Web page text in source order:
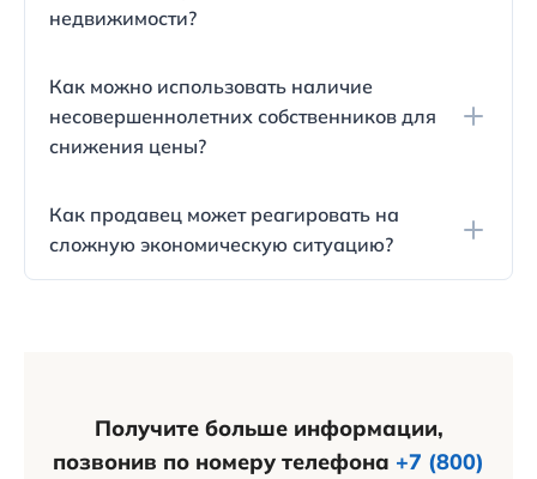
потратить дополнительные средства на
недвижимости?
возможность просить скидку из-за
потенциальной утраты времени и возможной
сложности быстрой реализации объекта.
Как можно использовать наличие
несовершеннолетних собственников для
снижения цены?
возраста, который требует разрешение органов
опеки для проведения сделки купли-продажи,
покупатель может требовать скидку из-за
Как продавец может реагировать на
сложную экономическую ситуацию?
Получите больше информации,
позвонив по номеру телефона +7 (800)